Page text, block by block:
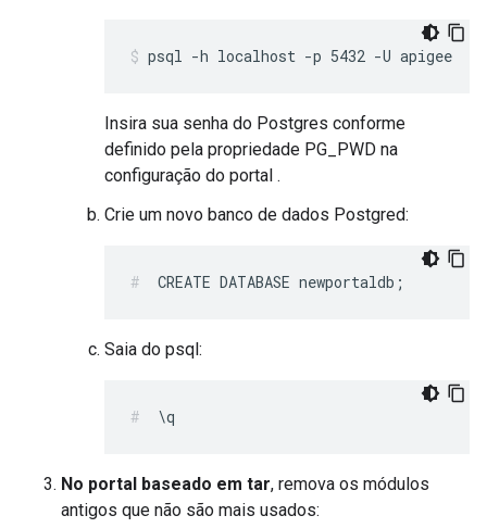
psql -h localhost -p 5432 -U apigee
Insira sua senha do Postgres conforme
definido pela propriedade PG_PWD na
configuração do portal .
Crie um novo banco de dados Postgred:
CREATE DATABASE newportaldb;
Saia do psql:
\q
No portal baseado em tar, remova os módulos
antigos que não são mais usados: